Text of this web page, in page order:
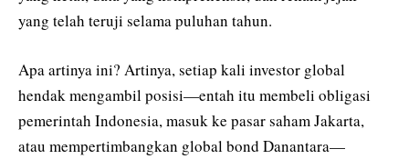
yang telah teruji selama puluhan tahun.
Apa artinya ini? Artinya, setiap kali investor global
hendak mengambil posisi—entah itu membeli obligasi
pemerintah Indonesia, masuk ke pasar saham Jakarta,
atau mempertimbangkan global bond Danantara—